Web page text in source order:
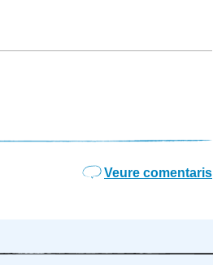
Veure comentaris